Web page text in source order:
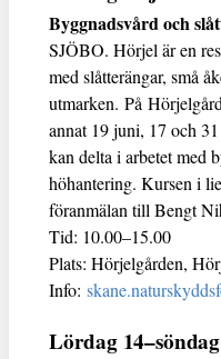
Byggnadsvård och
SJÖBO. Hörjel är en
med slåtterängar, små
utmarken. På
annat 19 juni, 17 och
kan delta i arbetet med
höhantering. Kursen i
föranmälan till Bengt
Tid: 10.00–15.00
Plats: Hörjelgården,
Info:
Lördag